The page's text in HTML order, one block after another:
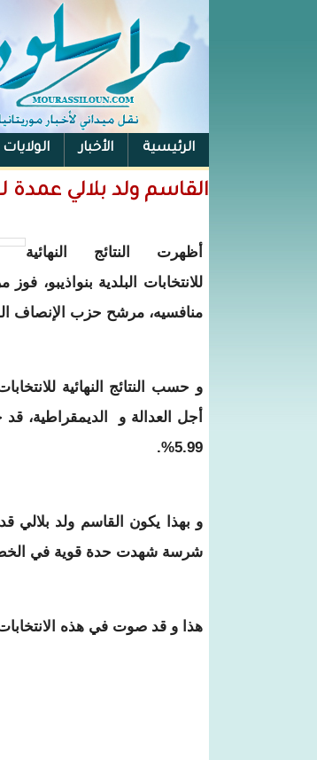
الرئيسية الأخبار الولايات
الفيس بوك
القاسم ولد بلالي عمدة لنواذيبو
أظهرت النتائج النهائية
منافسيه، مرشح حزب الإنصاف الذي حصل على
و حسب النتائج النهائية
5.99%.
و بهذا يكون القاسم ولد بلالي
شرسة شهدت حدة قوية في
هذا و قد صوت في هذه الانتخابات، 53806 شخصا، منها منهم 4098 بطاقاتهم لاغية، فيما اختار 814